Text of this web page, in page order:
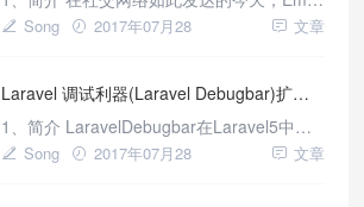
如果由任何疑问，欢迎 开发前
包无处不在，无论是QQ、微信、微博还是
情以供用户评论、交流时使用。Github地
址：[https://github.com/unicodeveloper/lar
Song 2017年07月28 文章
Laravel 调试利器(Laravel Debugbar)扩展包安装及使用教程
1、简介 LaravelDebugbar在Laravel5中集
成了PHPDebugBar，用于显示调试及错误
Song 2017年07月28 文章